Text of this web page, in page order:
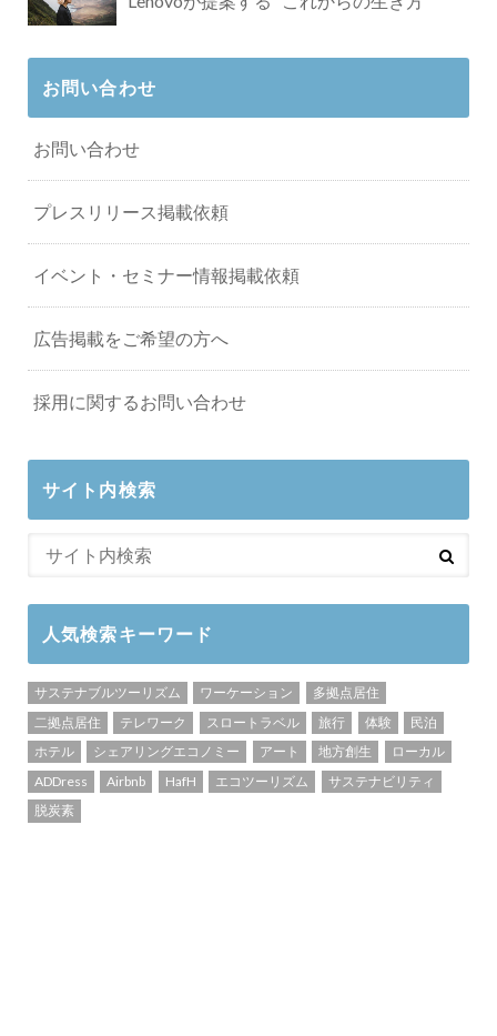
お問い合わせ
お問い合わせ
プレスリリース掲載依頼
イベント・セミナー情報掲載依頼
広告掲載をご希望の方へ
採用に関するお問い合わせ
サイト内検索
人気検索キーワード
サステナブルツーリズム ワーケーション
多拠点居住
二拠点居住
テレワーク スロートラベル 旅行 体験
民泊
ホテル
シェアリングエコノミー アート 地方創生
ローカル
ADDress
Airbnb HafH エコツーリズム
サステナビリティ
脱炭素